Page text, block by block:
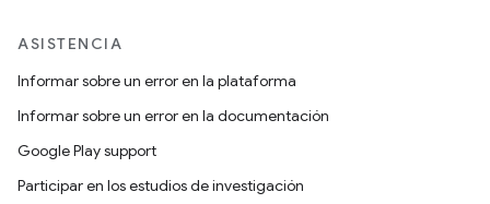
ASISTENCIA
Informar sobre un error en la plataforma
Informar sobre un error en la documentación
Google Play support
Participar en los estudios de investigación